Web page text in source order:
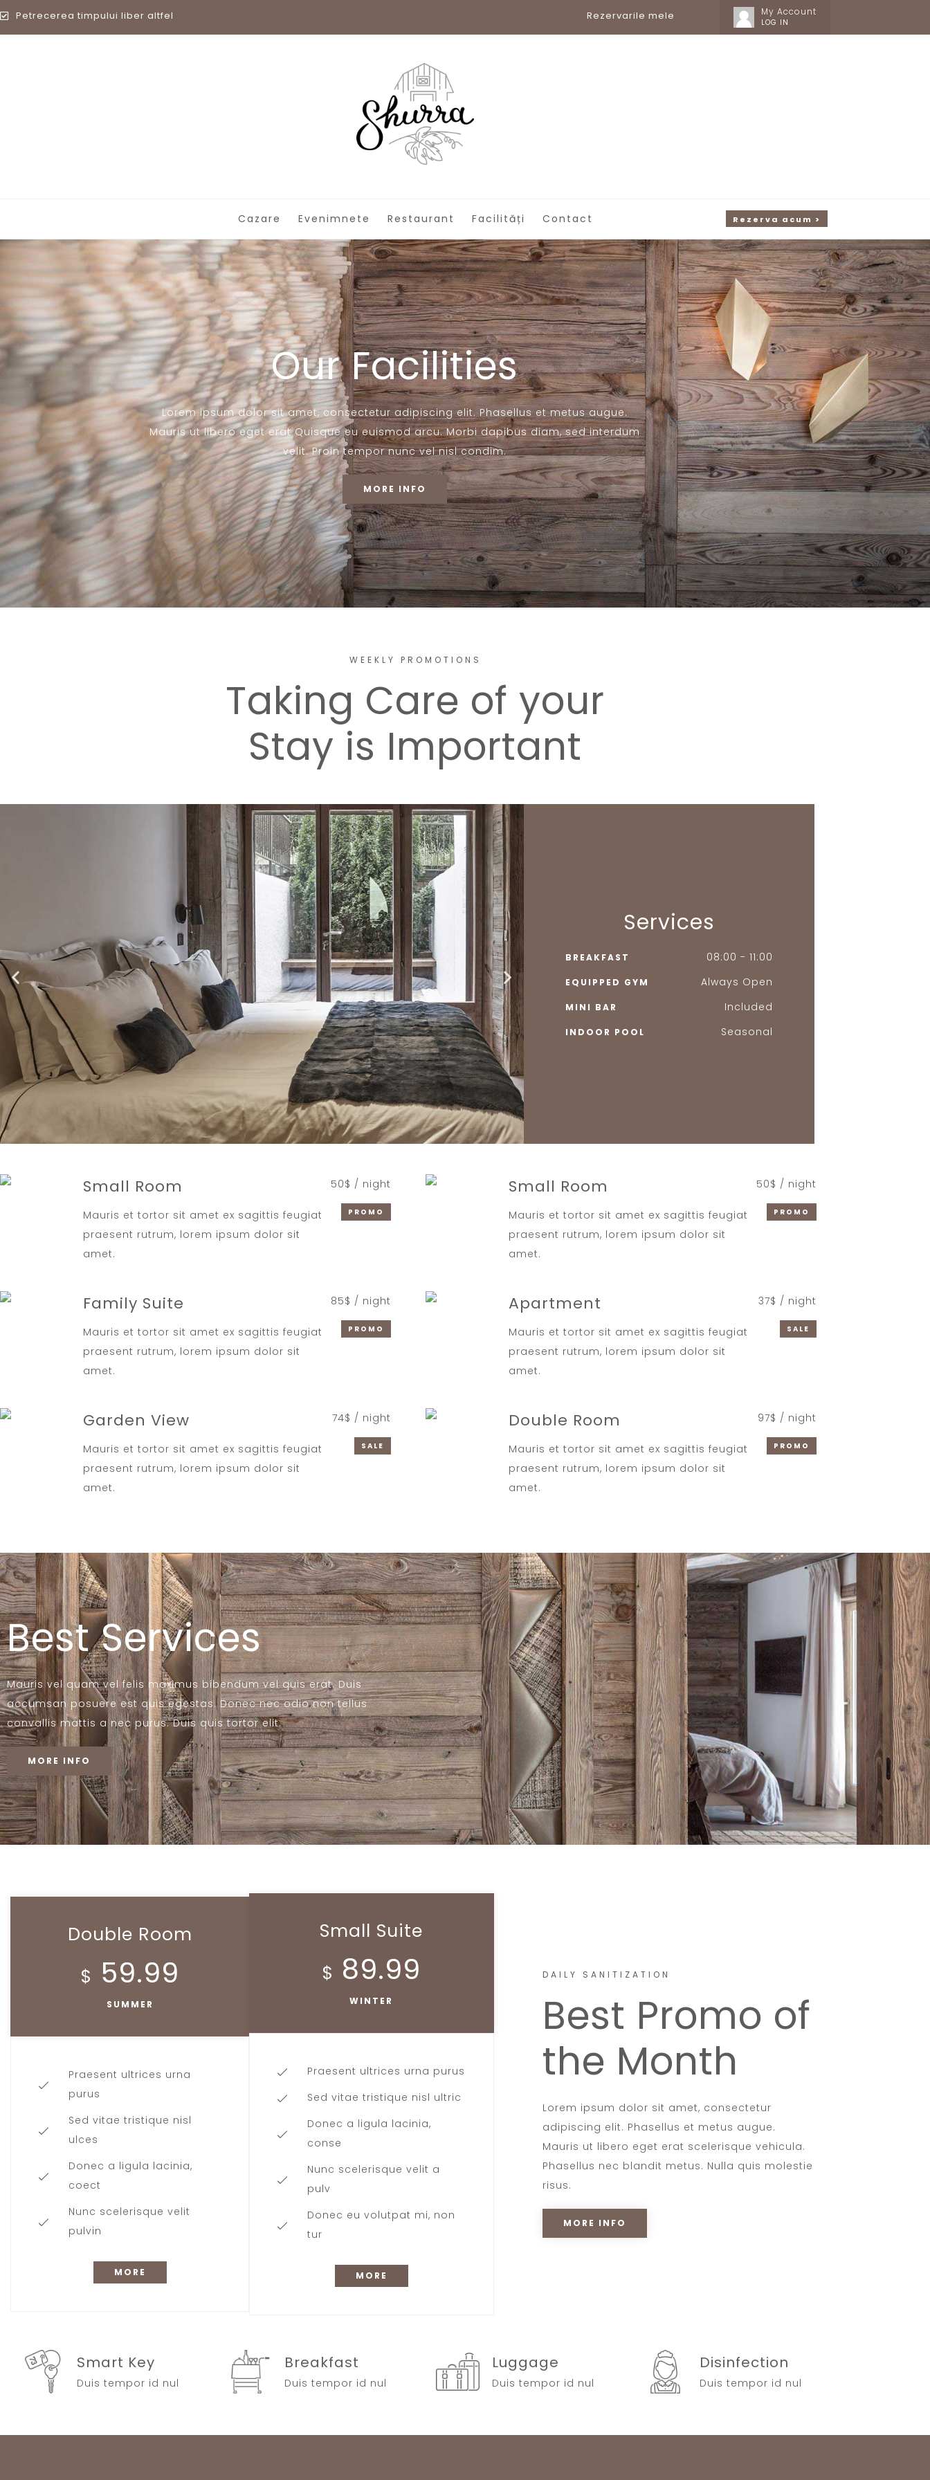
Petrecerea timpului liber altfel Rezervarile mele My Account
LOG IN
Cazare Evenimnete Restaurant Facilități Contact Rezerva acum >
Our Facilities
Lorem ipsum dolor sit amet, consectetur adipiscing elit. Phasellus et metus augue.
Mauris ut libero eget erat Quisque eu euismod arcu. Morbi dapibus diam, sed interdum
velit. Proin tempor nunc vel nisl condim.
MORE INFO
WEEKLY PROMOTIONS
Taking Care of your
Stay is Important
Services
BREAKFAST 08:00 - 11:00
EQUIPPED GYM Always Open
MINI BAR Included
INDOOR POOL Seasonal
Small Room 50$ / night
Mauris et tortor sit amet ex sagittis feugiat
praesent rutrum, lorem ipsum dolor sit
amet.
PROMO
Family Suite 85$ / night
Mauris et tortor sit amet ex sagittis feugiat
praesent rutrum, lorem ipsum dolor sit
amet.
PROMO
Garden View 74$ / night
Mauris et tortor sit amet ex sagittis feugiat
praesent rutrum, lorem ipsum dolor sit
amet.
SALE
Small Room 50$ / night
Mauris et tortor sit amet ex sagittis feugiat
praesent rutrum, lorem ipsum dolor sit
amet.
PROMO
Apartment 37$ / night
Mauris et tortor sit amet ex sagittis feugiat
praesent rutrum, lorem ipsum dolor sit
amet.
SALE
Double Room 97$ / night
Mauris et tortor sit amet ex sagittis feugiat
praesent rutrum, lorem ipsum dolor sit
amet.
PROMO
Best Services
Mauris vel quam vel felis maximus bibendum vel quis erat. Duis
accumsan posuere est quis egestas. Donec nec odio non tellus
convallis mattis a nec purus. Duis quis tortor elit.
MORE INFO
Double Room
$ 59.99
SUMMER
Praesent ultrices urna
purus
Sed vitae tristique nisl
ulces
Donec a ligula lacinia,
coect
Nunc scelerisque velit
pulvin
MORE
Small Suite
$ 89.99
WINTER
Praesent ultrices urna purus
Sed vitae tristique nisl ultric
Donec a ligula lacinia,
conse
Nunc scelerisque velit a
pulv
Donec eu volutpat mi, non
tur
MORE
DAILY SANITIZATION
Best Promo of
the Month
Lorem ipsum dolor sit amet, consectetur
adipiscing elit. Phasellus et metus augue.
Mauris ut libero eget erat scelerisque vehicula.
Phasellus nec blandit metus. Nulla quis molestie
risus.
MORE INFO
Smart Key
Duis tempor id nul
Breakfast
Duis tempor id nul
Luggage
Duis tempor id nul
Disinfection
Duis tempor id nul